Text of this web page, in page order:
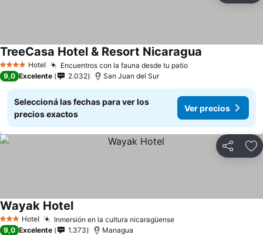
4 EstrellasHotel Encuentros con la fauna desde tu patio
TreeCasa Hotel & Resort Nicaragua
9,0 Excelente 2.032 San Juan del Sur
Seleccioná las fechas para ver los
precios exactos
Ver precios
Compartir
3 Estrellas
Hotel Inmersión en la cultura nicaragüense
Wayak Hotel
9,0 Excelente 1.373 Managua